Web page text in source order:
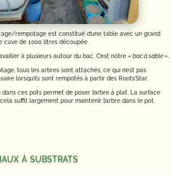
rempotage est constitué d’une table avec un grand
cuve de 1000 litres découpée.
à plusieurs autour du bac. C’est notre « bac à sable ».
tous les arbres sont attachés, ce qui n’est pas
lorsqu’ils sont rempotés à partir des Roots’Star.
ces pots permet de poser l’arbre à plat. La surface
suffit largement pour maintenir l’arbre dans le pot.
à substrats